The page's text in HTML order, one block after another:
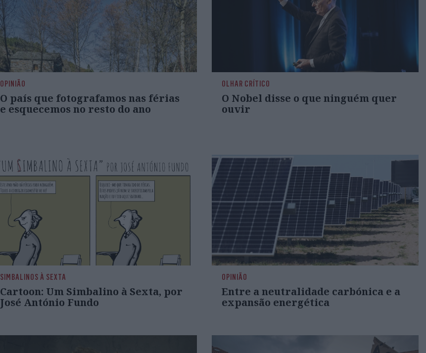
OPINIÃO
O país que fotografamos nas férias
e esquecemos no resto do ano
OLHAR CRÍTICO
O Nobel disse o que ninguém quer
ouvir
SIMBALINOS À SEXTA
Cartoon: Um Simbalino à Sexta, por
José António Fundo
OPINIÃO
Entre a neutralidade carbónica e a
expansão energética